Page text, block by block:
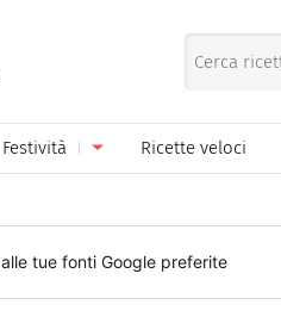
Pane pizza focacce
Salse e sughi
Festività
Carnevale
Festa della Donna
Ricette veloci
alle tue fonti Google preferite